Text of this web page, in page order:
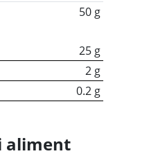
50 g
25 g
2 g
0.2 g
aliment